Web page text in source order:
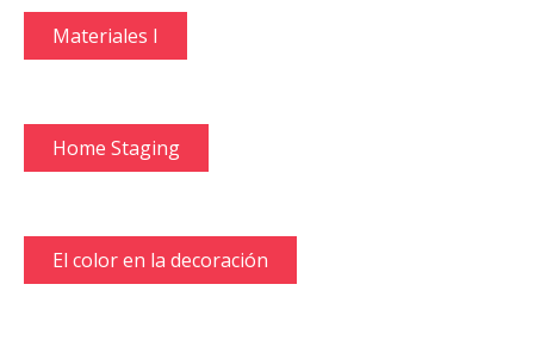
Materiales I
Home Staging
El color en la decoración